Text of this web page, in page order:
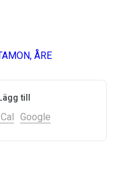
ÅRE
till
ICal Google